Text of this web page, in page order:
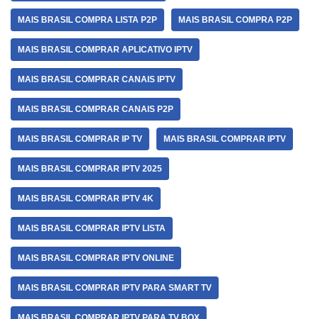
MAIS BRASIL COMPRA LISTA P2P MAIS BRASIL COMPRA P2P
MAIS BRASIL COMPRAR APLICATIVO IPTV
MAIS BRASIL COMPRAR CANAIS IPTV
MAIS BRASIL COMPRAR CANAIS P2P
MAIS BRASIL COMPRAR IP TV MAIS BRASIL COMPRAR IPTV
MAIS BRASIL COMPRAR IPTV 2025
MAIS BRASIL COMPRAR IPTV 4K
MAIS BRASIL COMPRAR IPTV LISTA
MAIS BRASIL COMPRAR IPTV ONLINE
MAIS BRASIL COMPRAR IPTV PARA SMART TV